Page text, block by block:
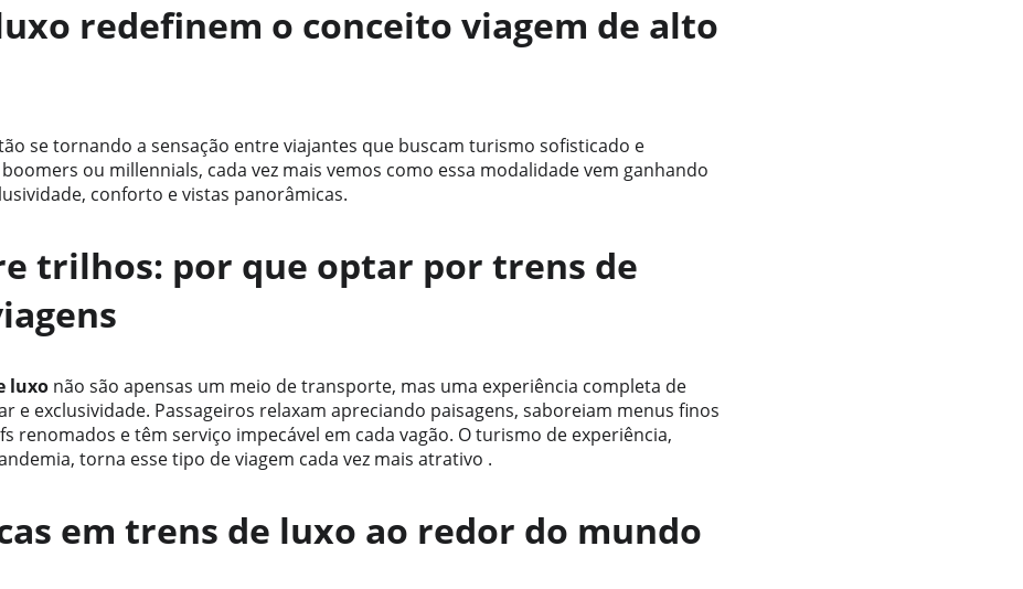
redefinem o conceito viagem de alto
se tornando a sensação entre viajantes que buscam turismo sofisticado e
ou millennials, cada vez mais vemos como essa modalidade vem ganhando
conforto e vistas panorâmicas.
trilhos: por que optar por trens de
luxo não são apensas um meio de transporte, mas uma experiência completa de
e exclusividade. Passageiros relaxam apreciando paisagens, saboreiam menus finos
renomados e têm serviço impecável em cada vagão. O turismo de experiência,
torna esse tipo de viagem cada vez mais atrativo .
em trens de luxo ao redor do mundo